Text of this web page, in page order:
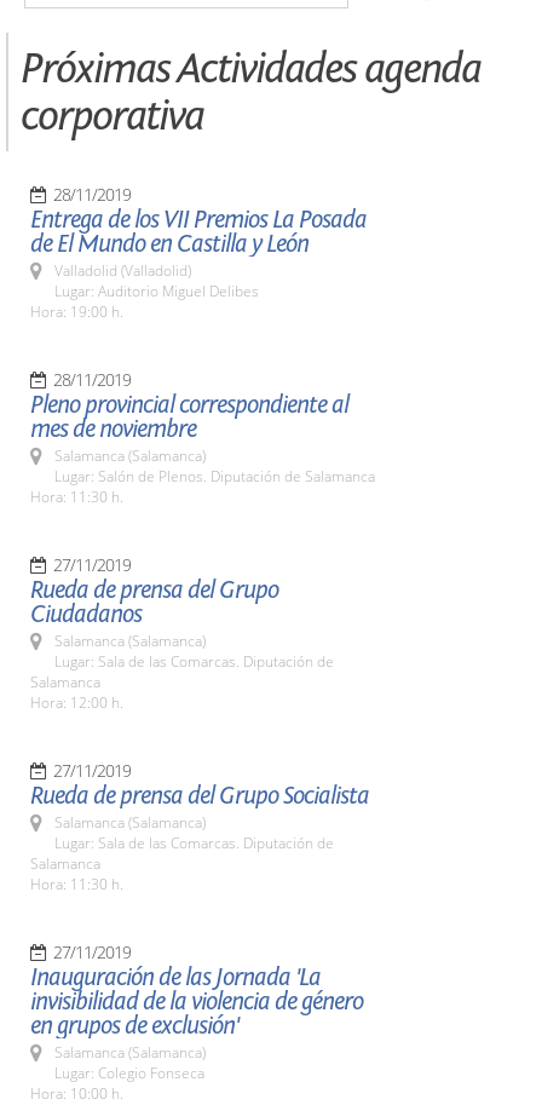
Próximas Actividades agenda
corporativa
28/11/2019
Entrega de los VII Premios La Posada
de El Mundo en Castilla y León
Valladolid (Valladolid)
Lugar: Auditorio Miguel Delibes
Hora: 19:00 h.
28/11/2019
Pleno provincial correspondiente al
mes de noviembre
Salamanca (Salamanca)
Lugar: Salón de Plenos. Diputación de Salamanca
Hora: 11:30 h.
27/11/2019
Rueda de prensa del Grupo
Ciudadanos
Salamanca (Salamanca)
Lugar: Sala de las Comarcas. Diputación de
Salamanca
Hora: 12:00 h.
27/11/2019
Rueda de prensa del Grupo Socialista
Salamanca (Salamanca)
Lugar: Sala de las Comarcas. Diputación de
Salamanca
Hora: 11:30 h.
27/11/2019
Inauguración de las Jornada 'La
invisibilidad de la violencia de género
en grupos de exclusión'
Salamanca (Salamanca)
Lugar: Colegio Fonseca
Hora: 10:00 h.